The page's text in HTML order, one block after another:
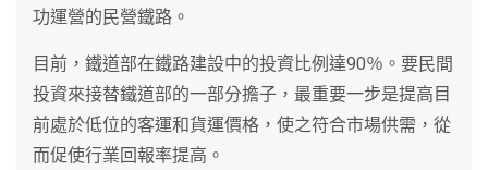
功運營的民營鐵路。
目前，鐵道部在鐵路建設中的投資比例達90％。要民間
投資來接替鐵道部的一部分擔子，最重要一步是提高目
前處於低位的客運和貨運價格，使之符合市場供需，從
而促使行業回報率提高。